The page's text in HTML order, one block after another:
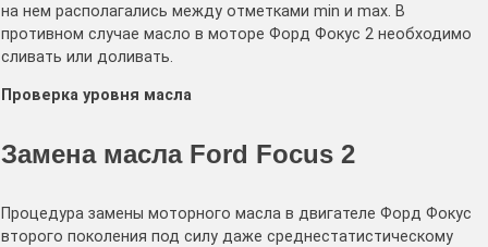
на нем располагались между отметками min и max. В
противном случае масло в моторе Форд Фокус 2 необходимо
сливать или доливать.
Проверка уровня масла
Замена масла Ford Focus 2
Процедура замены моторного масла в двигателе Форд Фокус
второго поколения под силу даже среднестатистическому